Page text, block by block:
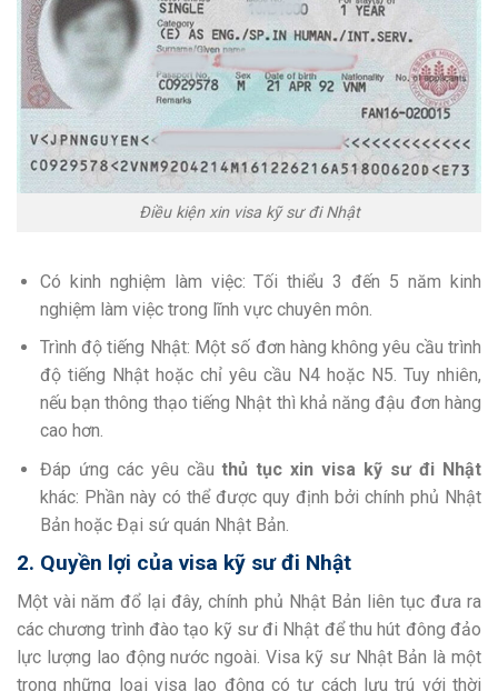
Điều kiện xin visa kỹ sư đi Nhật
Có kinh nghiệm làm việc: Tối thiểu 3 đến 5 năm kinh
nghiệm làm việc trong lĩnh vực chuyên môn.
Trình độ tiếng Nhật: Một số đơn hàng không yêu cầu trình
độ tiếng Nhật hoặc chỉ yêu cầu N4 hoặc N5. Tuy nhiên,
nếu bạn thông thạo tiếng Nhật thì khả năng đậu đơn hàng
cao hơn.
Đáp ứng các yêu cầu thủ tục xin visa kỹ sư đi Nhật
khác: Phần này có thể được quy định bởi chính phủ Nhật
Bản hoặc Đại sứ quán Nhật Bản.
2. Quyền lợi của visa kỹ sư đi Nhật
Một vài năm đổ lại đây, chính phủ Nhật Bản liên tục đưa ra
các chương trình đào tạo kỹ sư đi Nhật để thu hút đông đảo
lực lượng lao động nước ngoài. Visa kỹ sư Nhật Bản là một
trong những loại visa lao động có tư cách lưu trú với thời